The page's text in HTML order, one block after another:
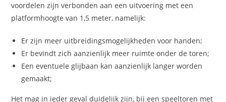
voordelen zijn verbonden aan een uitvoering met een
platformhoogte van 1,5 meter, namelijk:
Er zijn meer uitbreidingsmogelijkheden voor handen;
Er bevindt zich aanzienlijk meer ruimte onder de toren;
Een eventuele glijbaan kan aanzienlijk langer worden
gemaakt;
Het mag in ieder geval duidelijk zijn, bij een speeltoren met